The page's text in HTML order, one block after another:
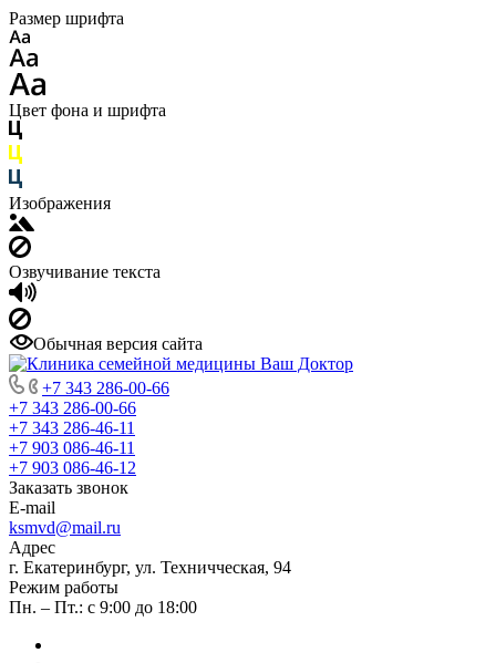
Размер шрифта
Цвет фона и шрифта
Изображения
Озвучивание текста
Обычная версия сайта
+7 343 286-00-66
+7 343 286-00-66
+7 343 286-46-11
+7 903 086-46-11
+7 903 086-46-12
Заказать звонок
E-mail
ksmvd@mail.ru
Адрес
г. Екатеринбург, ул. Техничческая, 94
Режим работы
Пн. – Пт.: с 9:00 до 18:00